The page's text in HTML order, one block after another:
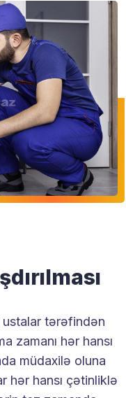
ustalar tərəfindən
zamanı hər hansı
müdaxilə oluna
hər hansı çətinliklə